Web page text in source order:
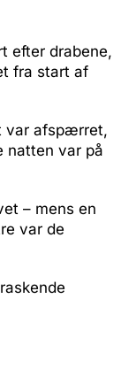
efter drabene,
fra start af
var afspærret,
natten var på
– mens en
var de